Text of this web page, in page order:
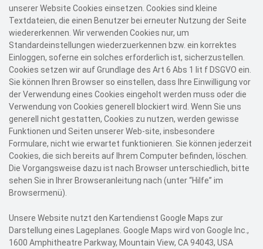
unserer Website Cookies einsetzen. Cookies sind kleine
Textdateien, die einen Benutzer bei erneuter Nutzung der Seite
wiedererkennen. Wir verwenden Cookies nur, um
Standardeinstellungen wiederzuerkennen bzw. ein korrektes
Einloggen, soferne ein solches erforderlich ist, sicherzustellen.
Cookies setzen wir auf Grundlage des Art 6 Abs 1 lit f DSGVO ein.
Sie können Ihren Browser so einstellen, dass Ihre Einwilligung vor
der Verwendung eines Cookies eingeholt werden muss oder die
Verwendung von Cookies generell blockiert wird. Wenn Sie uns
generell nicht gestatten, Cookies zu nutzen, werden gewisse
Funktionen und Seiten unserer Web-site, insbesondere
Formulare, nicht wie erwartet funktionieren. Sie können jederzeit
Cookies, die sich bereits auf Ihrem Computer befinden, löschen.
Die Vorgangsweise dazu ist nach Browser unterschiedlich, bitte
sehen Sie in Ihrer Browseranleitung nach (unter “Hilfe” im
Browsermenü).
Unsere Website nutzt den Kartendienst Google Maps zur
Darstellung eines Lageplanes. Google Maps wird von Google Inc.,
1600 Amphitheatre Parkway, Mountain View, CA 94043, USA